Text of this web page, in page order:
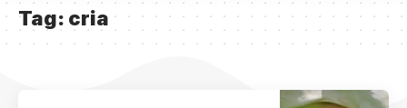
Tag: cria